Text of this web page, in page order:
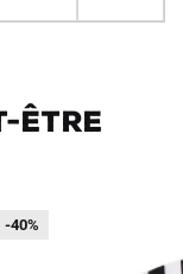
être
-40%
-40%